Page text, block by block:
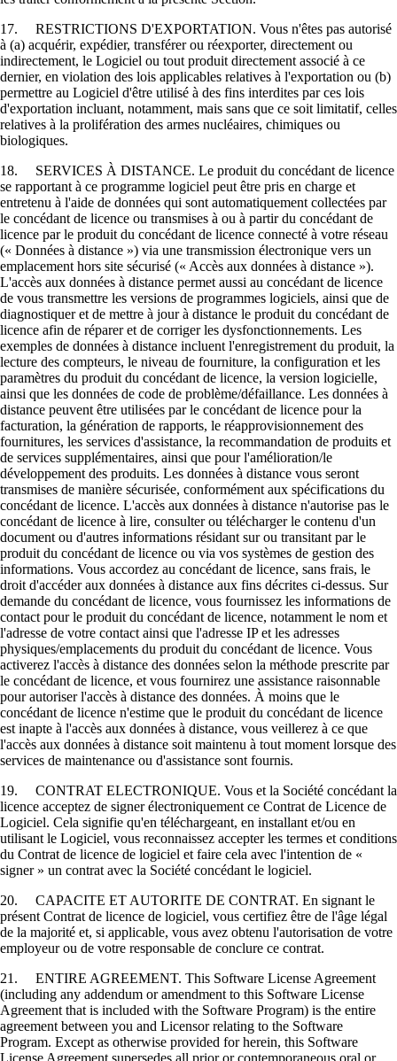
17. RESTRICTIONS D'EXPORTATION. Vous n'êtes pas autorisé
à (a) acquérir, expédier, transférer ou réexporter, directement ou
indirectement, le Logiciel ou tout produit directement associé à ce
dernier, en violation des lois applicables relatives à l'exportation ou (b)
permettre au Logiciel d'être utilisé à des fins interdites par ces lois
d'exportation incluant, notamment, mais sans que ce soit limitatif, celles
relatives à la prolifération des armes nucléaires, chimiques ou
biologiques.
18. SERVICES À DISTANCE. Le produit du concédant de licence
se rapportant à ce programme logiciel peut être pris en charge et
entretenu à l'aide de données qui sont automatiquement collectées par
le concédant de licence ou transmises à ou à partir du concédant de
licence par le produit du concédant de licence connecté à votre réseau
(« Données à distance ») via une transmission électronique vers un
emplacement hors site sécurisé (« Accès aux données à distance »).
L'accès aux données à distance permet aussi au concédant de licence
de vous transmettre les versions de programmes logiciels, ainsi que de
diagnostiquer et de mettre à jour à distance le produit du concédant de
licence afin de réparer et de corriger les dysfonctionnements. Les
exemples de données à distance incluent l'enregistrement du produit, la
lecture des compteurs, le niveau de fourniture, la configuration et les
paramètres du produit du concédant de licence, la version logicielle,
ainsi que les données de code de problème/défaillance. Les données à
distance peuvent être utilisées par le concédant de licence pour la
facturation, la génération de rapports, le réapprovisionnement des
fournitures, les services d'assistance, la recommandation de produits et
de services supplémentaires, ainsi que pour l'amélioration/le
développement des produits. Les données à distance vous seront
transmises de manière sécurisée, conformément aux spécifications du
concédant de licence. L'accès aux données à distance n'autorise pas le
concédant de licence à lire, consulter ou télécharger le contenu d'un
document ou d'autres informations résidant sur ou transitant par le
produit du concédant de licence ou via vos systèmes de gestion des
informations. Vous accordez au concédant de licence, sans frais, le
droit d'accéder aux données à distance aux fins décrites ci-dessus. Sur
demande du concédant de licence, vous fournissez les informations de
contact pour le produit du concédant de licence, notamment le nom et
l'adresse de votre contact ainsi que l'adresse IP et les adresses
physiques/emplacements du produit du concédant de licence. Vous
activerez l'accès à distance des données selon la méthode prescrite par
le concédant de licence, et vous fournirez une assistance raisonnable
pour autoriser l'accès à distance des données. À moins que le
concédant de licence n'estime que le produit du concédant de licence
est inapte à l'accès aux données à distance, vous veillerez à ce que
l'accès aux données à distance soit maintenu à tout moment lorsque des
services de maintenance ou d'assistance sont fournis.
19. CONTRAT ELECTRONIQUE. Vous et la Société concédant la
licence acceptez de signer électroniquement ce Contrat de Licence de
Logiciel. Cela signifie qu'en téléchargeant, en installant et/ou en
utilisant le Logiciel, vous reconnaissez accepter les termes et conditions
du Contrat de licence de logiciel et faire cela avec l'intention de «
signer » un contrat avec la Société concédant le logiciel.
20. CAPACITE ET AUTORITE DE CONTRAT. En signant le
présent Contrat de licence de logiciel, vous certifiez être de l'âge légal
de la majorité et, si applicable, vous avez obtenu l'autorisation de votre
employeur ou de votre responsable de conclure ce contrat.
21. ENTIRE AGREEMENT. This Software License Agreement
(including any addendum or amendment to this Software License
Agreement that is included with the Software Program) is the entire
agreement between you and Licensor relating to the Software
Program. Except as otherwise provided for herein, this Software